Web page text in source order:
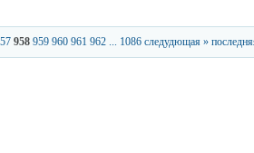
958 959 960 961 962 ... 1086 следудющая »